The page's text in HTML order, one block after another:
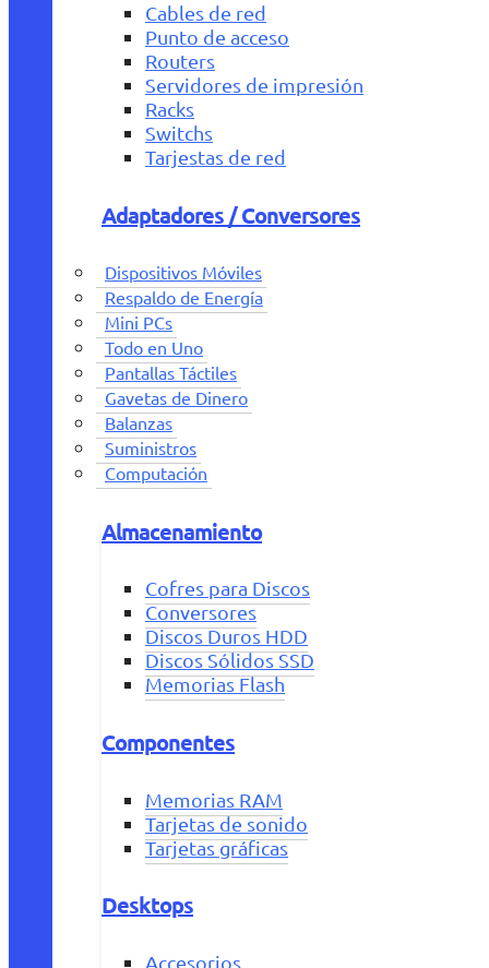
Cables de red
Punto de acceso
Routers
Servidores de impresión
Racks
Switchs
Tarjestas de red
Adaptadores / Conversores
Dispositivos Móviles
Respaldo de Energía
Mini PCs
Todo en Uno
Pantallas Táctiles
Gavetas de Dinero
Balanzas
Suministros
Computación
Almacenamiento
Cofres para Discos
Conversores
Discos Duros HDD
Discos Sólidos SSD
Memorias Flash
Componentes
Memorias RAM
Tarjetas de sonido
Tarjetas gráficas
Desktops
Accesorios